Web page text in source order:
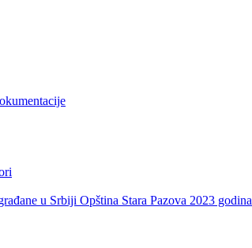
u Srbiji Opština Stara Pazova 2023 godina